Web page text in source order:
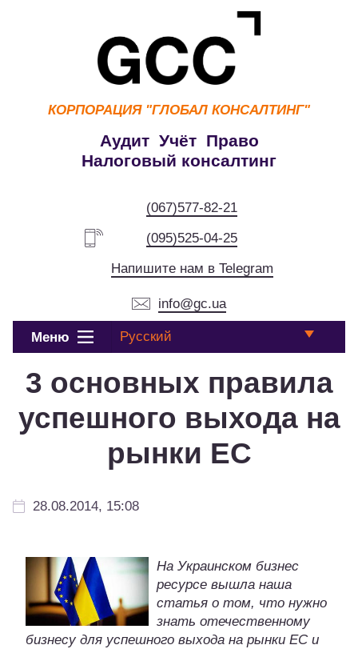
КОРПОРАЦИЯ "ГЛОБАЛ КОНСАЛТИНГ"
Аудит Учёт Право
Налоговый консалтинг
(067)577-82-21
(095)525-04-25
Напишите нам в Telegram
info@gc.ua
Меню Русский
3 основных правила
успешного выхода на
рынки ЕС
28.08.2014, 15:08
На Украинском бизнес
ресурсе вышла наша
статья о том, что нужно
знать отечественному
бизнесу для успешного выхода на рынки ЕС и